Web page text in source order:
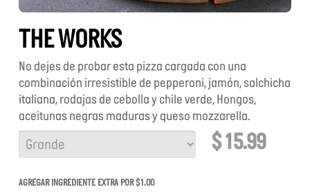
THE WORKS
No dejes de probar esta pizza cargada con una
combinación irresistible de pepperoni, jamón, salchicha
italiana, rodajas de cebolla y chile verde, Hongos,
aceitunas negras maduras y queso mozzarella.
TAMAÑO $ 15.99
AGREGAR INGREDIENTE EXTRA POR $1.00